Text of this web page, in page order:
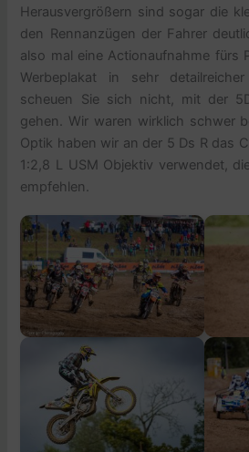
Herausvergrößern sind sogar die
den Rennanzügen der Fahrer
also mal eine Actionaufnahme fürs
Werbeplakat in sehr
scheuen Sie sich nicht, mit der
gehen. Wir waren wirklich schwer
Optik haben wir an der 5 Ds R das
1:2,8 L USM Objektiv verwendet,
empfehlen.